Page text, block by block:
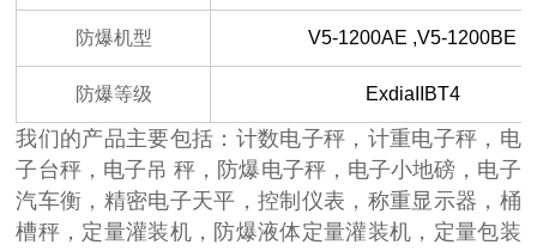
防爆机型 V5-1200AE ,V5-1200BE
防爆等级 ExdiaIIBT4
我们的产品主要包括：计数电子秤，计重电子秤，电
子台秤，电子吊 秤，防爆电子秤，电子小地磅，电子
汽车衡，精密电子天平，控制仪表，称重显示器，桶
槽秤，定量灌装机，防爆液体定量灌装机，定量包装